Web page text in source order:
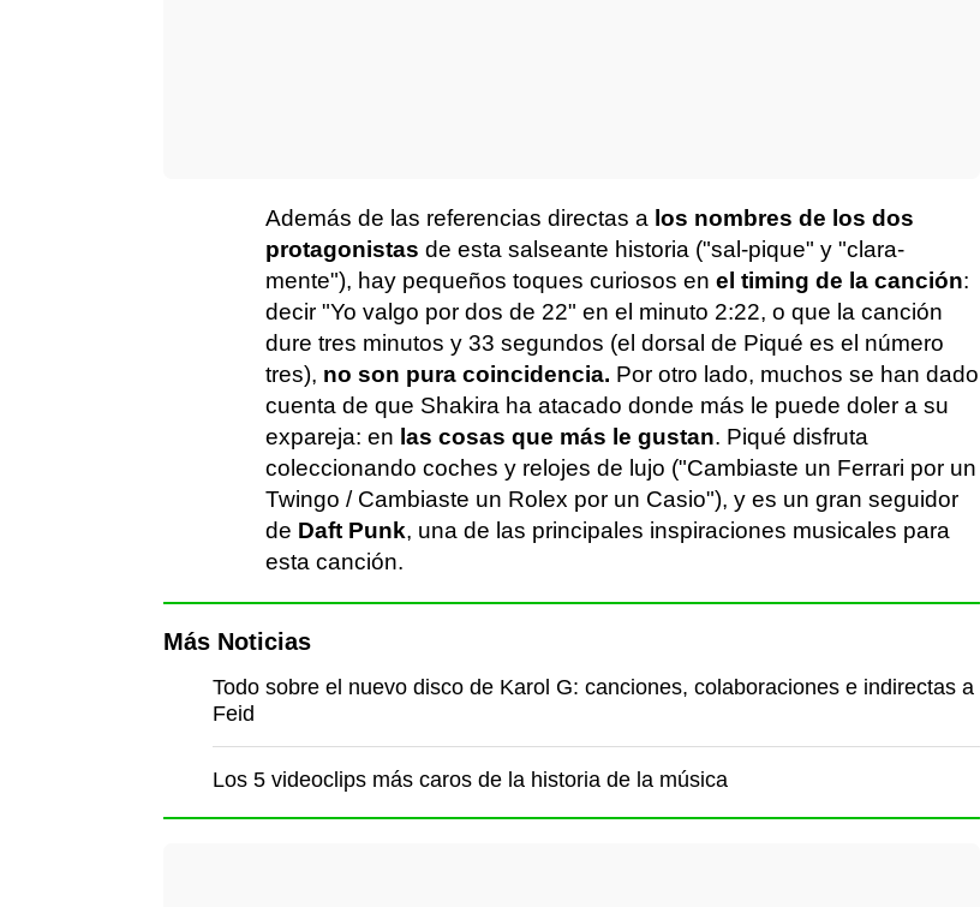
Además de las referencias directas a los nombres de los dos
protagonistas de esta salseante historia ("sal-pique" y "clara-
mente"), hay pequeños toques curiosos en el timing de la canción:
decir "Yo valgo por dos de 22" en el minuto 2:22, o que la canción
dure tres minutos y 33 segundos (el dorsal de Piqué es el número
tres), no son pura coincidencia. Por otro lado, muchos se han dado
cuenta de que Shakira ha atacado donde más le puede doler a su
expareja: en las cosas que más le gustan. Piqué disfruta
coleccionando coches y relojes de lujo ("Cambiaste un Ferrari por un
Twingo / Cambiaste un Rolex por un Casio"), y es un gran seguidor
de Daft Punk, una de las principales inspiraciones musicales para
esta canción.
Más Noticias
Todo sobre el nuevo disco de Karol G: canciones, colaboraciones e indirectas a
Feid
Los 5 videoclips más caros de la historia de la música